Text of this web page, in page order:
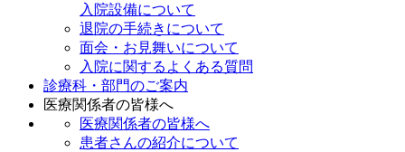
入院設備について
退院の手続きについて
面会・お見舞いについて
入院に関するよくある質問
診療科・部門のご案内
医療関係者の皆様へ
医療関係者の皆様へ
患者さんの紹介について